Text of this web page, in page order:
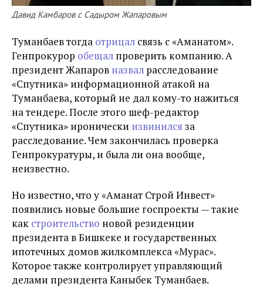
Давид Камбаров с Садыром Жапаровым
Туманбаев тогда отрицал связь с«Аманатом».
Генпрокурор обещал проверить компанию.А
президент Жапаров назвал расследование
«Спутника» информационной атакой на
Туманбаева, который не дал кому-то нажиться
на тендере. После этого шеф-редактор
«Спутника» иронически извинился за
расследование. Чем закончилась проверка
Генпрокуратуры, и была ли она вообще,
неизвестно.
Но известно, что у «Аманат Строй Инвест»
появились новые большие госпроекты — такие
как строительство новой резиденции
президента в Бишкеке и государственных
ипотечных домов жилкомплекса «Мурас».
Которое также контролирует управляющий
делами президента Каныбек Туманбаев.